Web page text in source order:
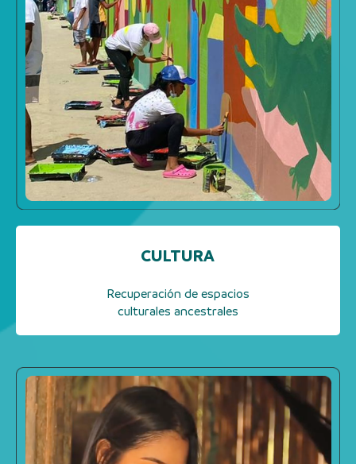
CULTURA
Recuperación de espacios
culturales ancestrales